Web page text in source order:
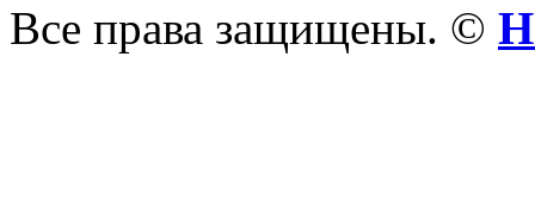
Все права защищены. ©